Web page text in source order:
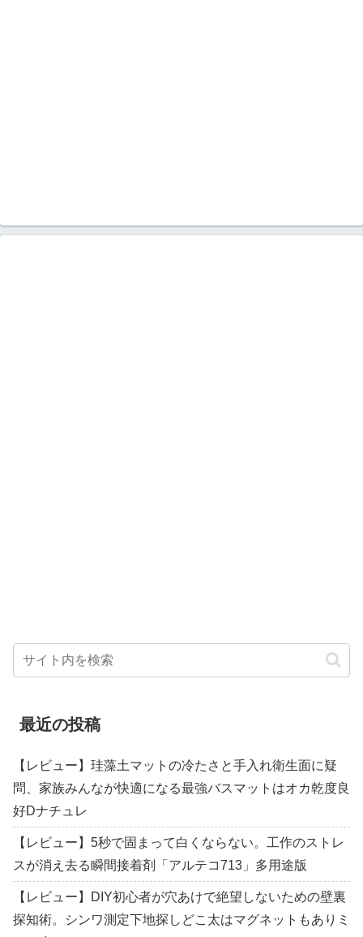
最近の投稿
【レビュー】珪藻土マットの冷たさと手入れ衛生面に疑
問、家族みんなが快適になる最強バスマットはオカ乾度良
好Dナチュレ
【レビュー】5秒で固まって白くならない。工作のストレ
スが消え去る瞬間接着剤「アルテコ713」多用途版
【レビュー】DIY初心者が穴あけで絶望しないための壁裏
探知術。シンワ測定下地探しどこ太はマグネットもありミ